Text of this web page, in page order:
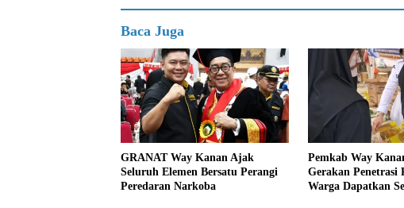
Baca Juga
GRANAT Way Kanan Ajak
Seluruh Elemen Bersatu Perangi
Peredaran Narkoba
Pemkab Way
Gerakan Penetrasi
Warga Dapatkan